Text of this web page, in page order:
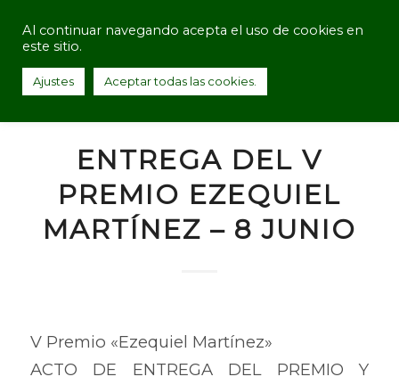
ENTREGA DEL V
PREMIO EZEQUIEL
MARTÍNEZ – 8 JUNIO
V Premio «Ezequiel Martínez»
ACTO DE ENTREGA DEL PREMIO Y
Al continuar navegando acepta el uso de cookies en
este sitio.
Ajustes Aceptar todas las cookies.